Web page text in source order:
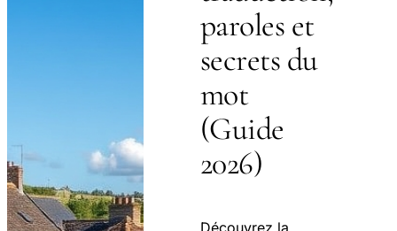
paroles et
secrets du
mot
(Guide
2026)